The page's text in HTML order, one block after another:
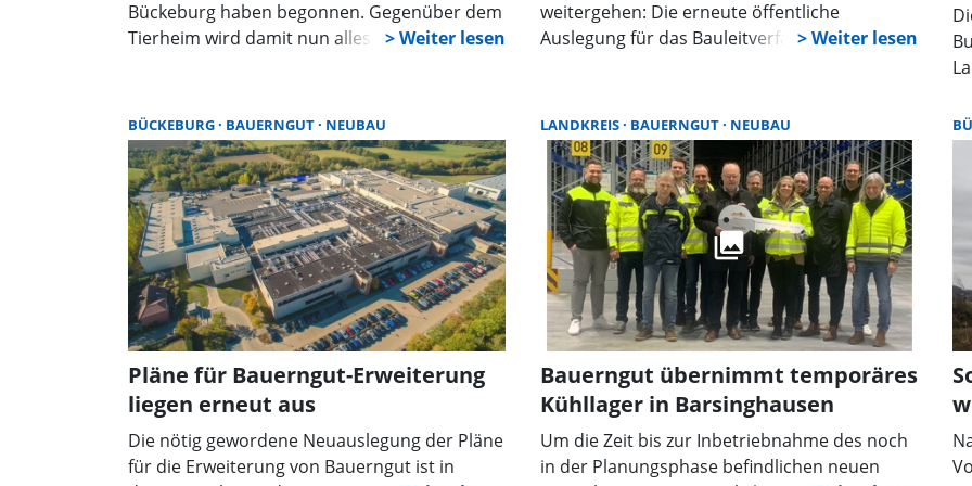
Bückeburg haben begonnen. Gegenüber dem
Tierheim wird damit nun alles für den Neubau
organisatorischen Gründen vor dem
eigentlichen Baubeginn auf dem Gelände
abgeschlossen werden. Ziel ist es, die
Verkehrssituation im Umfeld des neuen
Logistikzentrums durch eine neue
Abbiegespur auf das Grundstück zu entlasten.
Die geplanten Zufahrten zum neuen
Bauerngut-Logistikzentrum umfassen eine
PKW-Ausfahrt und eine Hauptzufahrt.
weitergehen: Die erneute öffentliche
Auslegung für das Bauleitverfahren ist
den Neubau eines Logistikzentrums des
einheimischen Fleischverarbeiters Bauerngut
gekommen.
BÜCKEBURG BAUERNGUT NEUBAU
Pläne für Bauerngut-Erweiterung
liegen erneut aus
Die nötig gewordene Neuauslegung der Pläne
für die Erweiterung von Bauerngut ist in
LANDKREIS BAUERNGUT NEUBAU
Bauerngut übernimmt temporäres
Kühllager in Barsinghausen
Um die Zeit bis zur Inbetriebnahme des noch
in der Planungsphase befindlichen neuen